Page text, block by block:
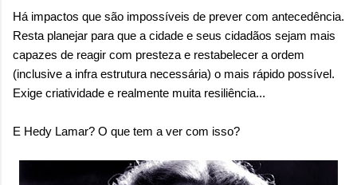
Há impactos que são impossíveis de prever com antecedência.
Resta planejar para que a cidade e seus cidadãos sejam mais
capazes de reagir com presteza e restabelecer a ordem
(inclusive a infra estrutura necessária) o mais rápido possível.
Exige criatividade e realmente muita resiliência...
E Hedy Lamar? O que tem a ver com isso?